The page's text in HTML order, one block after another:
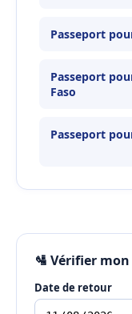
Passeport
Passeport
Faso
Passeport
🛂 Vérifier
Date de retour